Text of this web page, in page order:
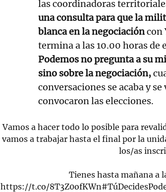
las coordinadoras
una consulta para que la
blanca en la negociacióncon
termina a las 10.00 horas de
Podemos no pregunta a su
sino sobre la negociación,
conversaciones se acaba y
convocaron las elecciones.
Vamos a hacer todo lo posible para
vamos a trabajar hasta el final por la
los/as
Tienes hasta mañana a
https://t.co/8T3Z0ofKWn